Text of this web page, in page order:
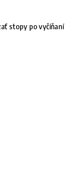
stopy po vyčíňaní